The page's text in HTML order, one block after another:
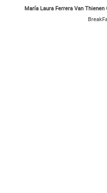
María Laura Ferrera Van Thienen